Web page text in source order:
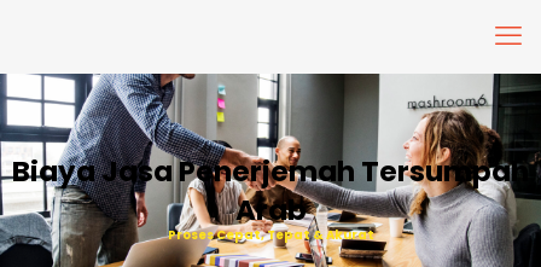
Biaya Jasa Penerjemah Tersumpah
Arab
Proses Cepat, Tepat & Akurat